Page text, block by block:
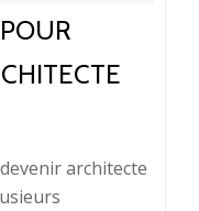
architecte